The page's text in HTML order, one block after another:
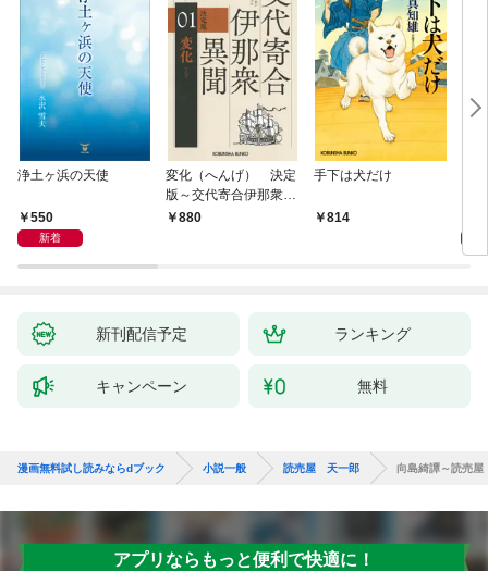
浄土ヶ浜の天使
550
新着
変化（へんげ） 決定
版～交代寄合伊那衆異
聞（1）～
880
手下は犬だけ
814
新刊配信予定 ランキング
キャンペーン 無料
漫画無料試し読みならdブック 小説一般 読売屋 天一郎 向島綺譚～読売
アプリならもっと便利で快適に！